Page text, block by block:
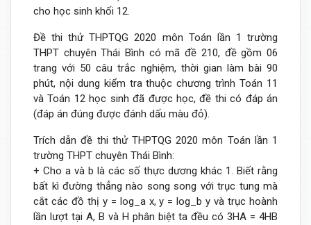
cho học sinh khối 12.
Đề thi thử THPTQG 2020 môn Toán lần 1 trường
THPT chuyên Thái Bình có mã đề 210, đề gồm 06
trang với 50 câu trắc nghiệm, thời gian làm bài 90
phút, nội dung kiểm tra thuộc chương trình Toán 11
và Toán 12 học sinh đã được học, đề thi có đáp án
(đáp án đúng được đánh dấu màu đỏ).
Trích dẫn đề thi thử THPTQG 2020 môn Toán lần 1
trường THPT chuyên Thái Bình:
+ Cho a và b là các số thực dương khác 1. Biết rằng
bất kì đường thẳng nào song song với trục tung mà
cắt các đồ thị y = log_a x, y = log_b y và trục hoành
lần lượt tại A, B và H phân biệt ta đều có 3HA = 4HB